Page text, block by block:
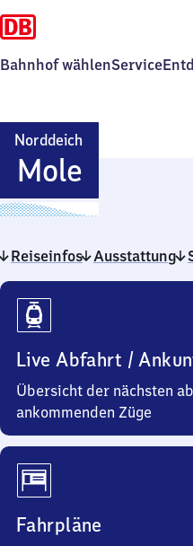
Bahnhof wählenService
Norddeich
Mole
Mole
Reiseinfos Ausstattung
Reiseinfos
Live Abfahrt /
Übersicht der nächsten
ankommenden Züge
Fahrpläne